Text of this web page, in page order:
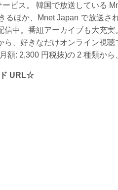
ビス。 韓国で放送している
るほか、Mnet Japan で放送さ
信中。番組アーカイブも大充
、好きなだけオンライン視聴
額: 2,300 円税抜)の 2 種類から
ド URL☆